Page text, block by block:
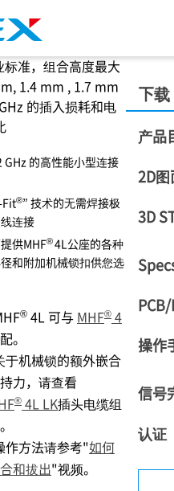
标准，组合高度最大
1.4 mm , 1.7 mm
的插入损耗和电
GHz 的高性能小型连接
Fit®” 技术的无需焊接极
连接
供MHF®4L公座的各种
和附加机械锁扣供您选
® 4L 可与 MHF® 4
。
于机械锁的额外嵌合
力，请查看
® 4L LK插头电缆组
作方法请参考"如何
和拔出"视频。
下载
产品
2D图
3D
操作
信号
认证